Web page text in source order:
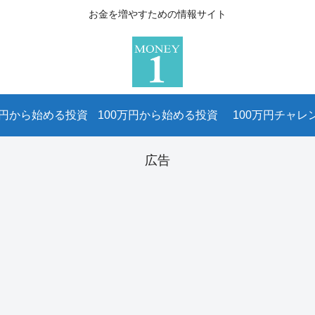
お金を増やすための情報サイト
から始める投資 100万円から始める投資 100万円チャレ
広告